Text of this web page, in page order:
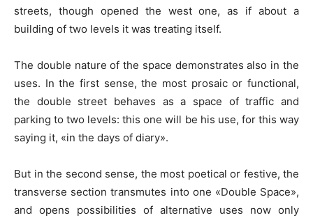
streets, though opened the west one, as if about a
building of two levels it was treating itself.
The double nature of the space demonstrates also in the
uses. In the first sense, the most prosaic or functional,
the double street behaves as a space of traffic and
parking to two levels: this one will be his use, for this way
saying it, «in the days of diary».
But in the second sense, the most poetical or festive, the
transverse section transmutes into one «Double Space»,
and opens possibilities of alternative uses now only